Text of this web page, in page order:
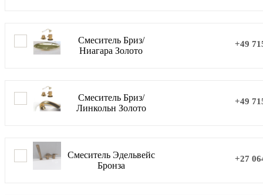
Смеситель Бриз/
Ниагара Золото
+49
Смеситель Бриз/
Линкольн Золото
+49
Смеситель Эдельвейс
Бронза
+27